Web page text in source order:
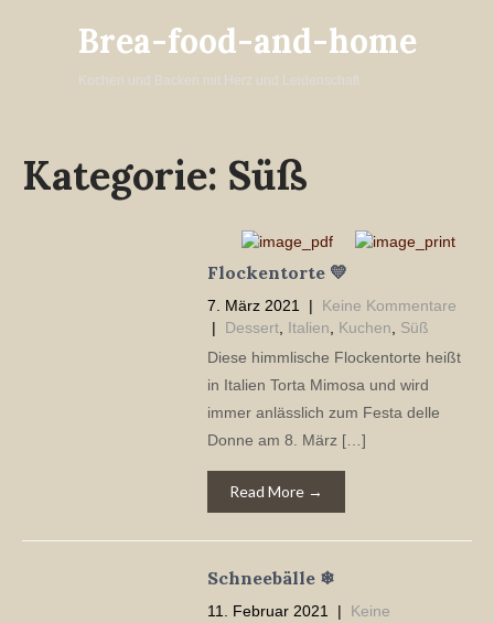
Brea-food-and-home
Kochen und Backen mit Herz und Leidenschaft
Kategorie: Süß
Flockentorte 💛
7. März 2021 | Keine Kommentare
| Dessert, Italien Kuchen
Süß
Diese himmlische Flockentorte heißt
in Italien Torta Mimosa und wird
immer anlässlich zum Festa delle
Donne am 8. März […]
Read More →
Schneebälle ❄
11. Februar 2021 | Keine